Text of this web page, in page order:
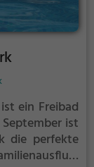
ein Freibad
ist
die perfekte